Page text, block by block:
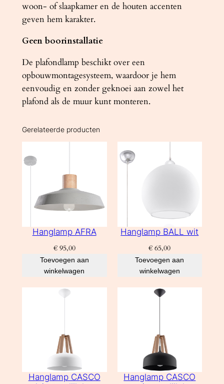
woon- of slaapkamer en de houten accenten
geven hem karakter.
Geen boorinstallatie
De plafondlamp beschikt over een
opbouwmontagesysteem, waardoor je hem
eenvoudig en zonder geknoei aan zowel het
plafond als de muur kunt monteren.
Gerelateerde producten
Hanglamp AFRA
€95,00
Toevoegen aan
winkelwagen
Hanglamp BALL wit
€ 65,00
Toevoegen aan
winkelwagen
Hanglamp CASCO
Hanglamp CASCO